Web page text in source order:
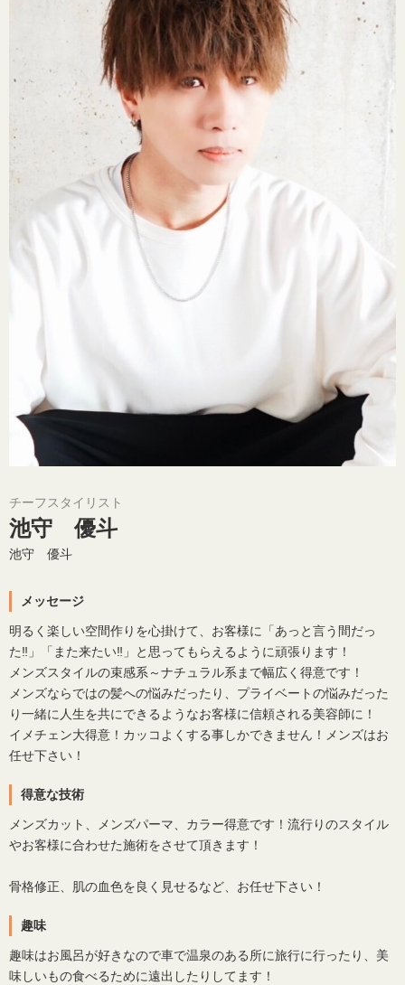
チーフスタイリスト
池守 優斗
池守 優斗
メッセージ
明るく楽しい空間作りを心掛けて、お客様に「あっと言う間だっ
た‼」「また来たい‼」と思ってもらえるように頑張ります！
メンズスタイルの束感系～ナチュラル系まで幅広く得意です！
メンズならではの髪への悩みだったり、プライベートの悩みだった
り一緒に人生を共にできるようなお客様に信頼される美容師に！
イメチェン大得意！カッコよくする事しかできません！メンズはお
任せ下さい！
得意な技術
メンズカット、メンズパーマ、カラー得意です！流行りのスタイル
やお客様に合わせた施術をさせて頂きます！
骨格修正、肌の血色を良く見せるなど、お任せ下さい！
趣味
趣味はお風呂が好きなので車で温泉のある所に旅行に行ったり、美
味しいもの食べるために遠出したりしてます！